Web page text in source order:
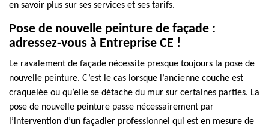
en savoir plus sur ses services et ses tarifs.
Pose de nouvelle peinture de façade :
adressez-vous à Entreprise CE !
Le ravalement de façade nécessite presque toujours la pose de
nouvelle peinture. C’est le cas lorsque l’ancienne couche est
craquelée ou qu’elle se détache du mur sur certaines parties. La
pose de nouvelle peinture passe nécessairement par
l’intervention d’un façadier professionnel qui est en mesure de